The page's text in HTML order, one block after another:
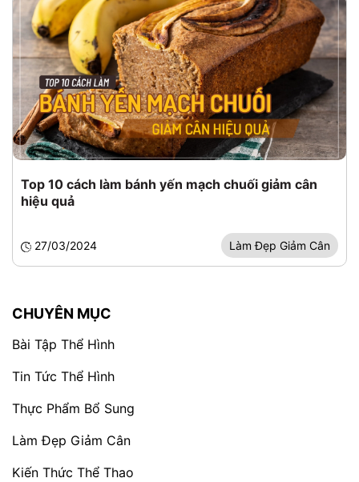
Top 10 cách làm bánh yến mạch chuối giảm cân
hiệu quả
27/03/2024 Làm Đẹp Giảm Cân
CHUYÊN MỤC
Bài Tập Thể Hình
Tin Tức Thể Hình
Thực Phẩm Bổ Sung
Làm Đẹp Giảm Cân
Kiến Thức Thể Thao